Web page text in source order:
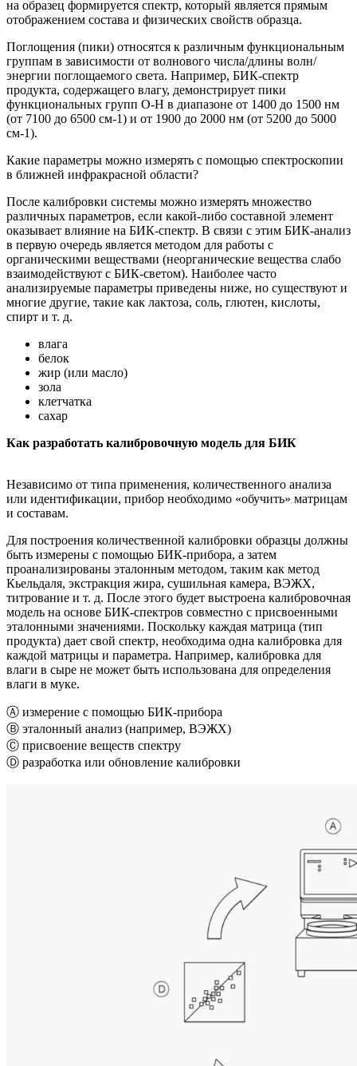
на образец формируется спектр, который является прямым
отображением состава и физических свойств образца.
Поглощения (пики) относятся к различным функциональным
группам в зависимости от волнового числа/длины волн/
энергии поглощаемого света. Например, БИК-спектр
продукта, содержащего влагу, демонстрирует пики
функциональных групп O-H в диапазоне от 1400 до 1500 нм
(от 7100 до 6500 см-1) и от 1900 до 2000 нм (от 5200 до 5000
см-1).
Какие параметры можно измерять с помощью спектроскопии
в ближней инфракрасной области?
После калибровки системы можно измерять множество
различных параметров, если какой-либо составной элемент
оказывает влияние на БИК-спектр. В связи с этим БИК-анализ
в первую очередь является методом для работы с
органическими веществами (неорганические вещества слабо
взаимодействуют с БИК-светом). Наиболее часто
анализируемые параметры приведены ниже, но существуют и
многие другие, такие как лактоза, соль, глютен, кислоты,
спирт и т. д.
влага
белок
жир (или масло)
зола
клетчатка
сахар
Как разработать калибровочную модель для БИК
Независимо от типа применения, количественного анализа
или идентификации, прибор необходимо «обучить» матрицам
и составам.
Для построения количественной калибровки образцы должны
быть измерены с помощью БИК-прибора, а затем
проанализированы эталонным методом, таким как метод
Кьельдаля, экстракция жира, сушильная камера, ВЭЖХ,
титрование и т. д. После этого будет выстроена калибровочная
модель на основе БИК-спектров совместно с присвоенными
эталонными значениями. Поскольку каждая матрица (тип
продукта) дает свой спектр, необходима одна калибровка для
каждой матрицы и параметра. Например, калибровка для
влаги в сыре не может быть использована для определения
влаги в муке.
Ⓐ измерение с помощью БИК-прибора
Ⓑ эталонный анализ (например, ВЭЖХ)
Ⓒ присвоение веществ спектру
Ⓓ разработка или обновление калибровки